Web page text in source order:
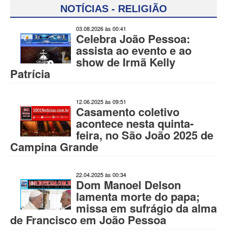
NOTÍCIAS - RELIGIÃO
03.08.2026 às 00:41
Celebra João Pessoa:
assista ao evento e ao
show de Irmã Kelly
Patrícia
12.06.2025 às 09:51
Casamento coletivo
acontece nesta quinta-
feira, no São João 2025 de
Campina Grande
22.04.2025 às 00:34
Dom Manoel Delson
lamenta morte do papa;
missa em sufrágio da alma
de Francisco em João Pessoa